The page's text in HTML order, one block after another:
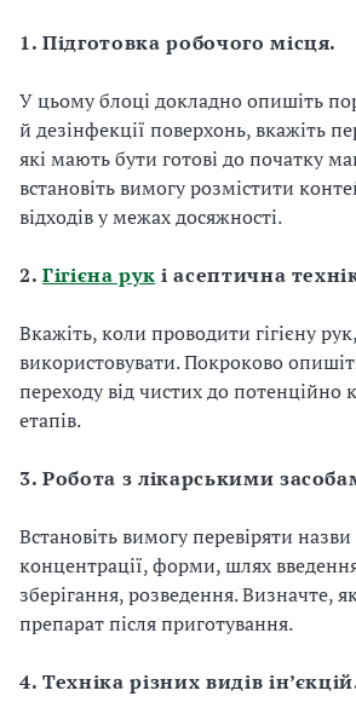
1. Підготовка робочого місця.
У цьому блоці докладно опишіть
й дезінфекції поверхонь, вкажіть
які мають бути готові до початку
встановіть вимогу розмістити
відходів у межах досяжності.
2. Гігієна рук і асептична
Вкажіть, коли проводити гігієну
використовувати. Покроково
переходу від чистих до потенційно
етапів.
3. Робота з лікарськими
Встановіть вимогу перевіряти
концентрації, форми, шлях
зберігання, розведення. Визначте,
препарат після приготування.
4. Техніка різних видів